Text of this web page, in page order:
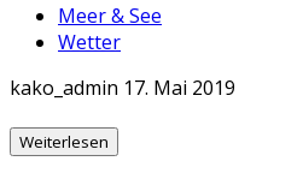
Meer & See
Wetter
kako_admin 17. Mai 2019
Weiterlesen